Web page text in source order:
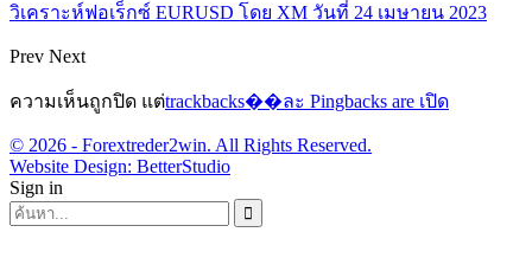
วิเคราะห์ฟอเร็กซ์ EURUSD โดย XM วันที่ 24 เมษายน 2023
Prev Next
ความเห็นถูกปิด แต่trackbacks��ละ Pingbacks are เปิด
© 2026 - Forextreder2win. All Rights Reserved.
Website Design: BetterStudio
Sign in